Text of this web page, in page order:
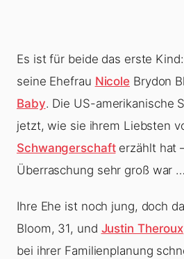
Es ist für beide das erste
seine Ehefrau Nicole Brydon
Baby. Die US-amerikanische
jetzt, wie sie ihrem Liebsten
Schwangerschafterzählt hat
Überraschung sehr groß war …
Ihre Ehe ist noch jung, doch
Bloom, 31, und Justin Theroux
bei ihrer Familienplanung